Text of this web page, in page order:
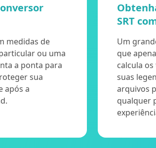
medidas de
ou uma
a ponta para
sua
após a
SRT
Um
que
calcula
suas
arquivos
qualquer